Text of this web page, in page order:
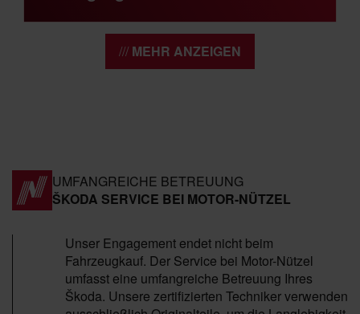
MEHR ANZEIGEN
UMFANGREICHE BETREUUNG
ŠKODA SERVICE BEI MOTOR-NÜTZEL
Unser Engagement endet nicht beim
Fahrzeugkauf. Der Service bei Motor-Nützel
umfasst eine umfangreiche Betreuung Ihres
Škoda. Unsere zertifizierten Techniker verwenden